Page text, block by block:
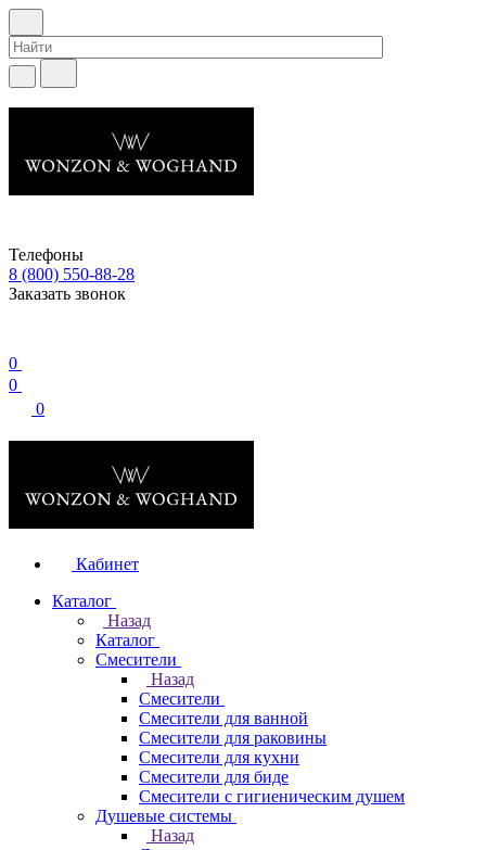
Телефоны
8 (800) 550-88-28
Заказать звонок
0
0
0
Кабинет
Каталог
Назад
Каталог
Смесители
Назад
Смесители
Смесители для ванной
Смесители для раковины
Смесители для кухни
Смесители для биде
Смесители с гигиеническим душем
Душевые системы
Назад